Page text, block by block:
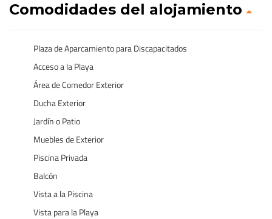
Comodidades del alojamiento
Plaza de Aparcamiento para Discapacitados
Acceso a la Playa
Área de Comedor Exterior
Ducha Exterior
Jardín o Patio
Muebles de Exterior
Piscina Privada
Balcón
Vista a la Piscina
Vista para la Playa